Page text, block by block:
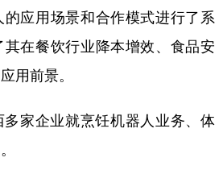
Français عربى
应用场景和合作模式进行了系
在餐饮行业降本增效、食品安
用前景。
家企业就烹饪机器人业务、体